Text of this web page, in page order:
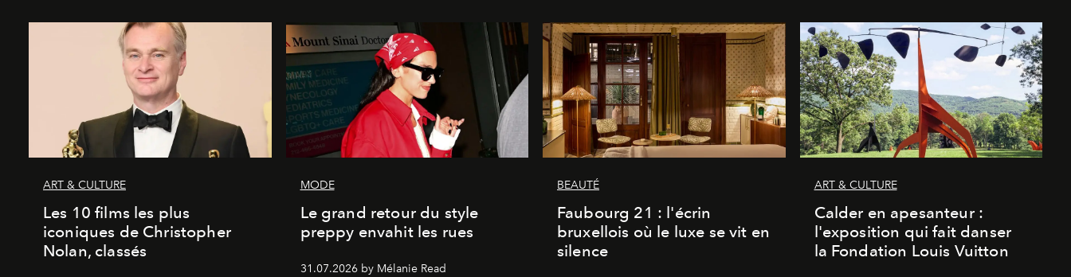
ART & CULTURE
Les 10 films les plus
iconiques de Christopher
Nolan, classés
MODE
Le grand retour du style
preppy envahit les rues
31.07.2026 by Mélanie Read
BEAUTÉ
Faubourg 21 : l'écrin
bruxellois où le luxe se vit en
silence
ART & CULTURE
Calder en apesanteur :
l'exposition qui fait danser
la Fondation Louis Vuitton